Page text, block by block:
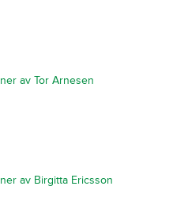
av Tor Arnesen
av Birgitta Ericsson